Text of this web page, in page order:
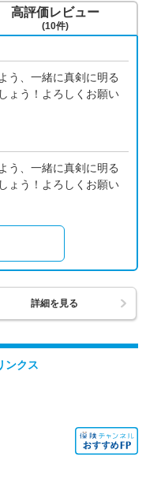
う、一緒に真剣に明る
ょう！よろしくお願い
う、一緒に真剣に明る
ょう！よろしくお願い
高評価レビュー
(10件)
詳細を見る
ンクス